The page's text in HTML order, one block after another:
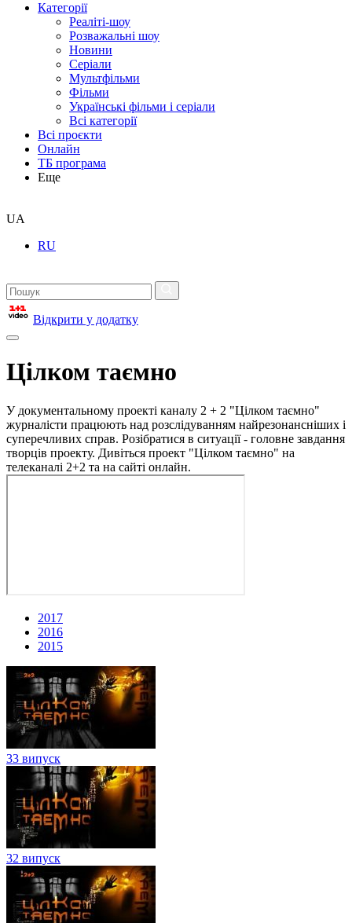
Категорії
Реаліті-шоу
Розважальні шоу
Новини
Серіали
Мультфільми
Фільми
Українські фільми і серіали
Всі категорії
Всі проєкти
Онлайн
ТБ програма
Еще
UA
RU
Відкрити у додатку
Цілком таємно
У документальному проекті каналу 2 + 2 "Цілком таємно"
журналісти працюють над розслідуванням найрезонансніших і
суперечливих справ. Розібратися в ситуації - головне завдання
творців проекту. Дивіться проект "Цілком таємно" на
телеканалі 2+2 та на сайті онлайн.
2017
2016
2015
33 випуск
32 випуск